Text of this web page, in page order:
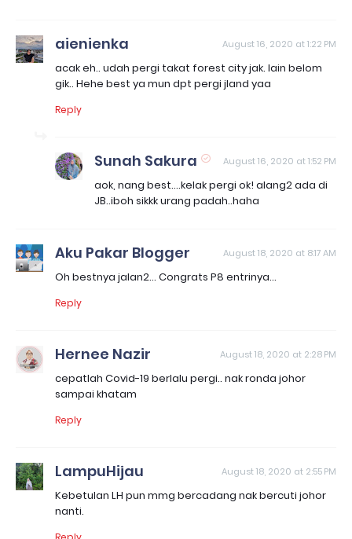
aienienka August 16, 2020 at 1:22 PM
acak eh.. udah pergi takat forest city jak. lain belom
gik.. Hehe best ya mun dpt pergi jland yaa
Reply
Sunah Sakura August 16, 2020 at 1:52 PM
aok, nang best....kelak pergi ok! alang2 ada di
JB..iboh sikkk urang padah..haha
Aku Pakar Blogger August 18, 2020 at 8:17 AM
Oh bestnya jalan2... Congrats P8 entrinya...
Reply
Hernee Nazir August 18, 2020 at 2:28 PM
cepatlah Covid-19 berlalu pergi.. nak ronda johor
sampai khatam
Reply
LampuHijau August 18, 2020 at 2:55 PM
Kebetulan LH pun mmg bercadang nak bercuti johor
nanti.